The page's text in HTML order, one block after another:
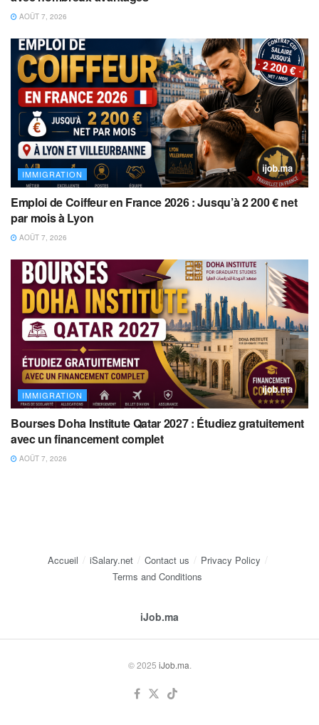
AOÛT 7, 2026
IMMIGRATION
Emploi de Coiffeur en France 2026 : Jusqu’à 2 200 € net
par mois à Lyon
AOÛT 7, 2026
IMMIGRATION
Bourses Doha Institute Qatar 2027 : Étudiez gratuitement
avec un financement complet
AOÛT 7, 2026
Accueil iSalary.net Contact us
Privacy Policy
Terms and Conditions
iJob.ma
© 2025 iJob.ma